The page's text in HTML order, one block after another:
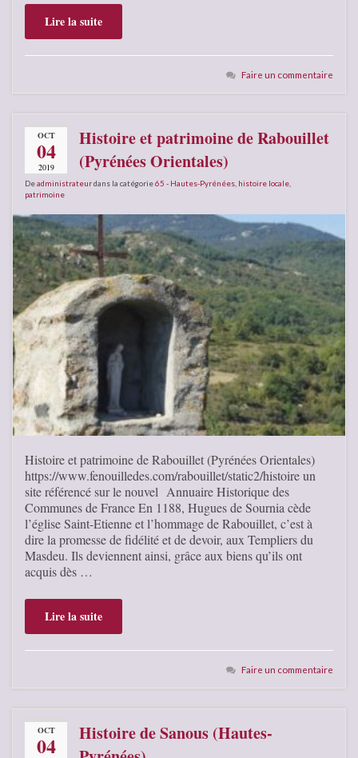
Lire la suite
Faire un commentaire
OCT
04
2019
Histoire et patrimoine de Rabouillet
(Pyrénées Orientales)
Deadministrateurdans la catégorie65 - Hautes-Pyrénées histoire locale
patrimoine
Histoire et patrimoine de Rabouillet (Pyrénées Orientales)
https://www.fenouilledes.com/rabouillet/static2/histoire un
site référencé sur le nouvel Annuaire Historique des
Communes de France En 1188, Hugues de Sournia cède
l’église Saint-Etienne et l’hommage de Rabouillet, c’est à
dire la promesse de fidélité et de devoir, aux Templiers du
Masdeu. Ils deviennent ainsi, grâce aux biens qu’ils ont
acquis dès …
Lire la suite
Faire un commentaire
OCT
04
Histoire de Sanous (Hautes-